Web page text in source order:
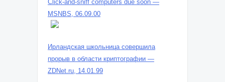
Click-and-sniff computers due soon —
MSNBS, 06.09.00
Ирландская школьница совершила
прорыв в области криптографии —
ZDNet.ru, 14.01.99